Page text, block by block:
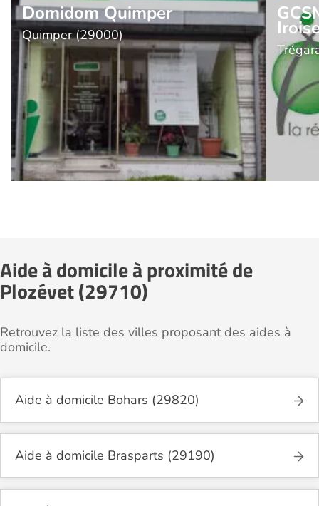
Domidom Quimper
Quimper (29000)
Aide à domicile à proximité de
Plozévet (29710)
Retrouvez la liste des villes proposant des aides à
domicile.
Aide à domicile Bohars (29820)
Aide à domicile Brasparts (29190)